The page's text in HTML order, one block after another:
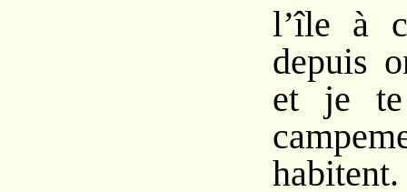
l’île à
depuis
et je te